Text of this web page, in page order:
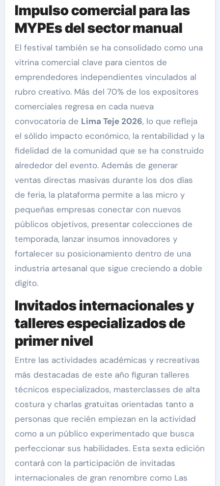
Impulso comercial para las
MYPEs del sector manual
El festival también se ha consolidado como una
vitrina comercial clave para cientos de
emprendedores independientes vinculados al
rubro creativo. Más del 70% de los expositores
comerciales regresa en cada nueva
convocatoria de Lima Teje 2026, lo que refleja
el sólido impacto económico, la rentabilidad y la
fidelidad de la comunidad que se ha construido
alrededor del evento. Además de generar
ventas directas masivas durante los dos días
de feria, la plataforma permite a las micro y
pequeñas empresas conectar con nuevos
públicos objetivos, presentar colecciones de
temporada, lanzar insumos innovadores y
fortalecer su posicionamiento dentro de una
industria artesanal que sigue creciendo a doble
dígito.
Invitados internacionales y
talleres especializados de
primer nivel
Entre las actividades académicas y recreativas
más destacadas de este año figuran talleres
técnicos especializados, masterclasses de alta
costura y charlas gratuitas orientadas tanto a
personas que recién empiezan en la actividad
como a un público experimentado que busca
perfeccionar sus habilidades. Esta sexta edición
contará con la participación de invitadas
internacionales de gran renombre como Las